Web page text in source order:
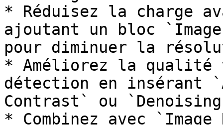
* Réduisez la charge
ajoutant un bloc
pour diminuer la
* Améliorez la qualité
détection en insérant
Contrast` ou
* Combinez avec